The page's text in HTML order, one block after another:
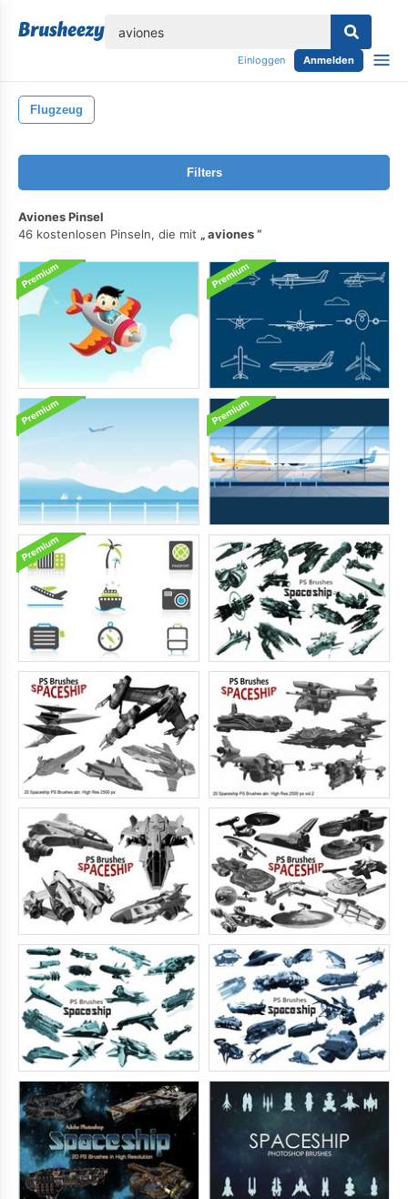
Einloggen Anmelden
Flugzeug
Filters
Aviones Pinsel
46 kostenlosen Pinseln, die mit
aviones